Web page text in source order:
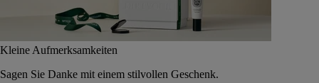
Kleine Aufmerksamkeiten
Sagen Sie Danke mit einem stilvollen Geschenk.